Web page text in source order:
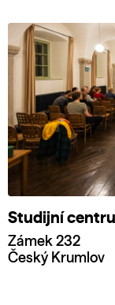
Studijní
Zámek 232
Český Krumlov